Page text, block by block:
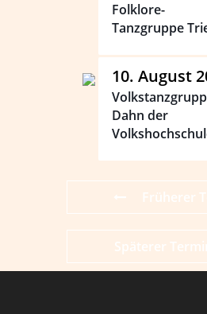
Folklore-
Tanzgruppe
10. August
Dahn der
Früherer
Späterer